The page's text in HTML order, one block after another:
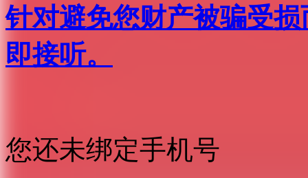
针对避免您财产被骗受
即接听。
您还未绑定手机号